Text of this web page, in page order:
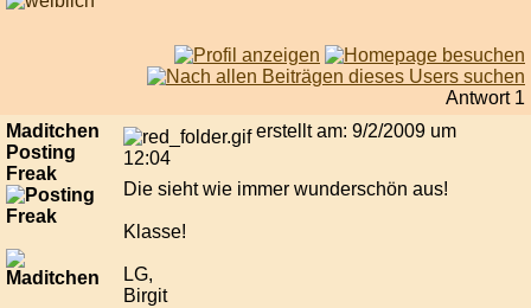
Antwort 1
Maditchen
Posting
Freak
erstellt am: 9/2/2009 um
12:04
Die sieht wie immer wunderschön aus!
Klasse!
LG,
Birgit